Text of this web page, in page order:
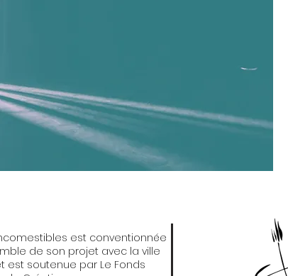
est conventionnée
de son projet avec la ville
est soutenue par Le Fonds